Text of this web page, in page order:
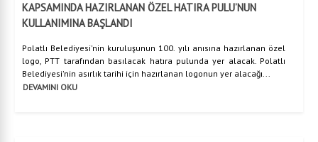
KAPSAMINDA HAZIRLANAN ÖZEL HATIRA PULU’NUN
KULLANIMINA BAŞLANDI
Polatlı Belediyesi'nin kuruluşunun 100. yılı anısına hazırlanan özel
logo, PTT tarafından basılacak hatıra pulunda yer alacak. Polatlı
Belediyesi'nin asırlık tarihi için hazırlanan logonun yer alacağı...
DEVAMINI OKU